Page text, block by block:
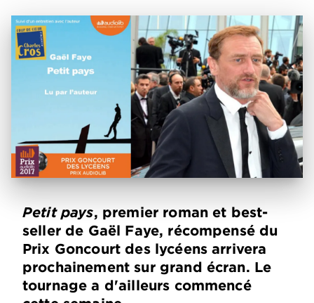
Petit pays, premier roman et best-
seller de Gaël Faye, récompensé du
Prix Goncourt des lycéens arrivera
prochainement sur grand écran. Le
tournage a d'ailleurs commencé